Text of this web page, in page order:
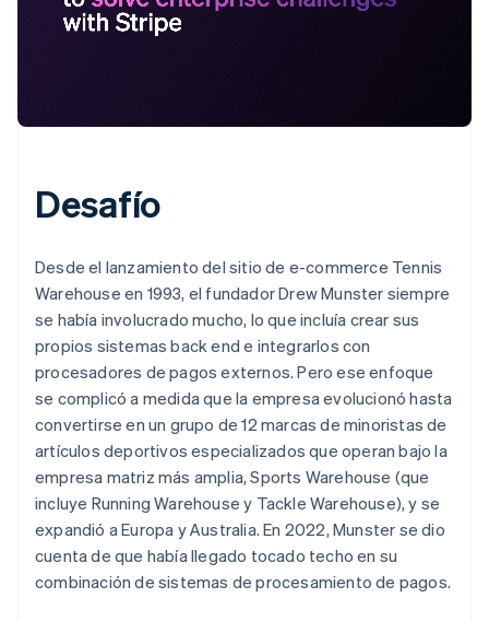
Desafío
Desde el lanzamiento del sitio de e-commerce Tennis
Warehouse en 1993, el fundador Drew Munster siempre
se había involucrado mucho, lo que incluía crear sus
propios sistemas back end e integrarlos con
procesadores de pagos externos. Pero ese enfoque
se complicó a medida que la empresa evolucionó hasta
convertirse en un grupo de 12 marcas de minoristas de
artículos deportivos especializados que operan bajo la
empresa matriz más amplia, Sports Warehouse (que
incluye Running Warehouse y Tackle Warehouse), y se
expandió a Europa y Australia. En 2022, Munster se dio
cuenta de que había llegado tocado techo en su
combinación de sistemas de procesamiento de pagos.